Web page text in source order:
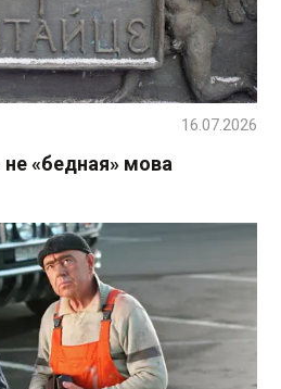
«бедная» мова
16.07.2026